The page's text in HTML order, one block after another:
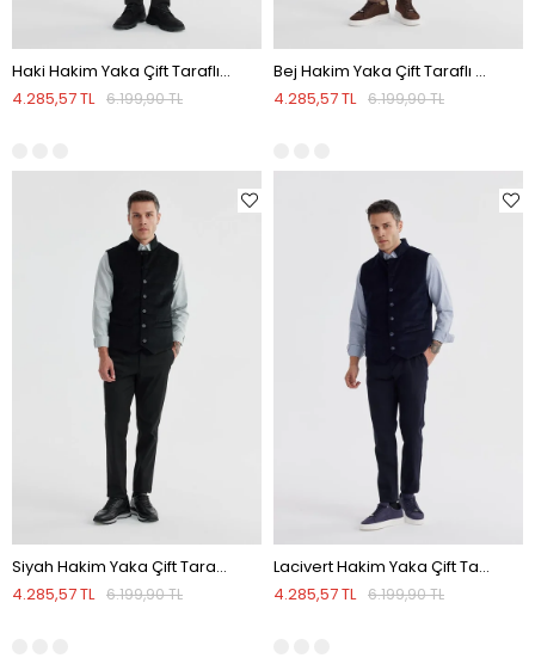
Haki Hakim Yaka Çift Taraflı Slim Fit Yelek
4.285,57 TL 6.199,90 TL
Bej Hakim Yaka Çift Taraflı Slim Fit Yelek
4.285,57 TL 6.199,90 TL
Siyah Hakim Yaka Çift Taraflı Slim Fit Yelek
4.285,57 TL 6.199,90 TL
Lacivert Hakim Yaka Çift Taraflı Slim Fit Yelek
4.285,57 TL 6.199,90 TL